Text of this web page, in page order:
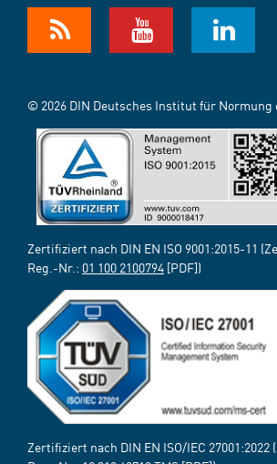
© 2026 DIN Deutsches Institut für Normung
Zertifiziert nach DIN EN ISO 9001:2015-11
Reg.-Nr.: 01 100 2100794 [PDF])
Zertifiziert nach DIN EN ISO/IEC 27001:2022